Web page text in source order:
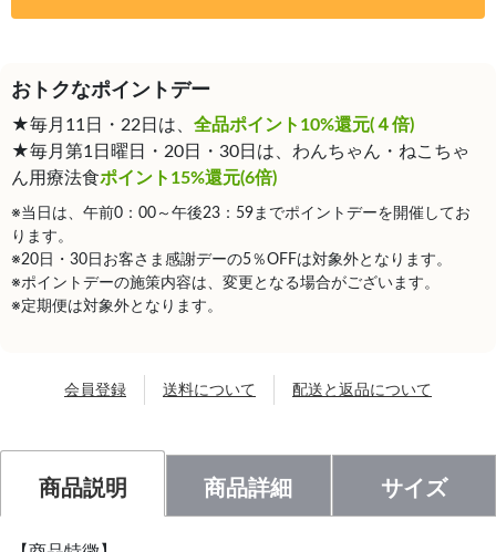
おトクなポイントデー
★毎月11日・22日は、 全品ポイント10%還元(４倍)
★毎月第1日曜日・20日・30日は、わんちゃん・ねこちゃ
ん用療法食ポイント15%還元(6倍)
※当日は、午前0：00～午後23：59までポイントデーを開催してお
ります。
※20日・30日お客さま感謝デーの5％OFFは対象外となります。
※ポイントデーの施策内容は、変更となる場合がございます。
※定期便は対象外となります。
会員登録 送料について 配送と返品について
商品説明 商品詳細 サイズ